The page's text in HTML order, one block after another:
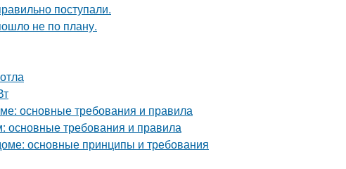
поступали.
не по плану.
основные требования и правила
основные требования и правила
основные принципы и требования